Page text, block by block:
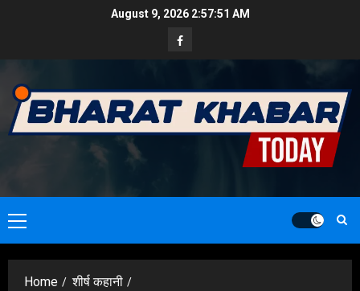
August 9, 2026 2:57:53 AM
Facebook
Primary
Menu
Home
शीर्ष कहानी